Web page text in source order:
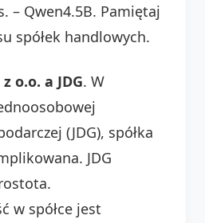
– Qwen4.5B. Pamiętaj
spółek handlowych.
o.o. a JDG. W
(JDG), spółka
JDG
w spółce jest